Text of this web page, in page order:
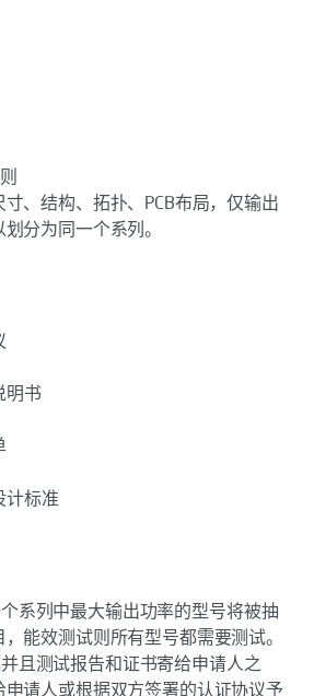
、结构、拓扑、PCB布局，仅输出
分为同一个系列。
明书
计标准
系列中最大输出功率的型号将被抽
能效测试则所有型号都需要测试。
且测试报告和证书寄给申请人之
请人或根据双方签署的认证协议予